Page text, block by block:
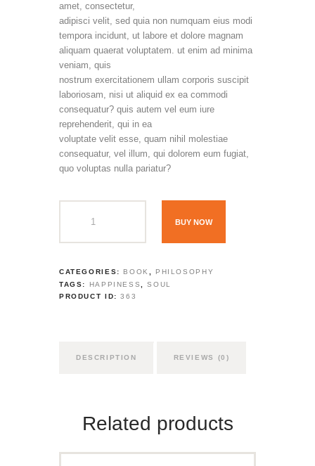
amet, consectetur,
adipisci velit, sed quia non numquam eius modi
tempora incidunt, ut labore et dolore magnam
aliquam quaerat voluptatem. ut enim ad minima
veniam, quis
nostrum exercitationem ullam corporis suscipit
laboriosam, nisi ut aliquid ex ea commodi
consequatur? quis autem vel eum iure
reprehenderit, qui in ea
voluptate velit esse, quam nihil molestiae
consequatur, vel illum, qui dolorem eum fugiat,
quo voluptas nulla pariatur?
BUY NOW
CATEGORIES: BOOK
PHILOSOPHY
TAGS:
HAPPINESS ,SOUL
PRODUCT ID:363
DESCRIPTION REVIEWS (0)
Related products